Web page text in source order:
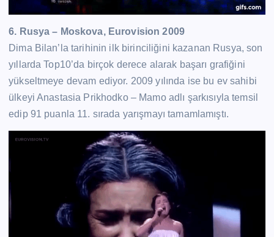
6. Rusya – Moskova, Eurovision 2009
Dima Bilan’la tarihinin ilk birinciliğini kazanan Rusya, son
yıllarda Top10’da birçok derece alarak başarı grafiğini
yükseltmeye devam ediyor. 2009 yılında ise bu ev sahibi
ülkeyi Anastasia Prikhodko – Mamo adlı şarkısıyla temsil
edip 91 puanla 11. sırada yarışmayı tamamlamıştı.